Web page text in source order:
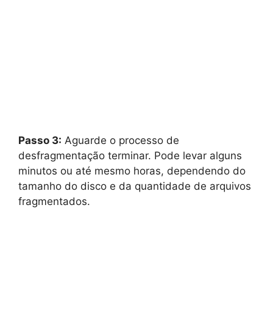
Passo 3: Aguarde o processo de
desfragmentação terminar. Pode levar alguns
minutos ou até mesmo horas, dependendo do
tamanho do disco e da quantidade de arquivos
fragmentados.